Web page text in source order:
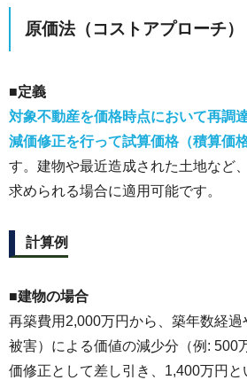
原価法（コストアプローチ）
■定義
対象不動産を価格時点において再調
減価修正を行って試算価格（積算価
す。建物や最近造成された土地など
求められる場合に適用可能です。
計算例
■建物の場合
再築費用2,000万円から、築年数経過
被害）による価値の減少分（例: 500
価修正として差し引き、1,400万円